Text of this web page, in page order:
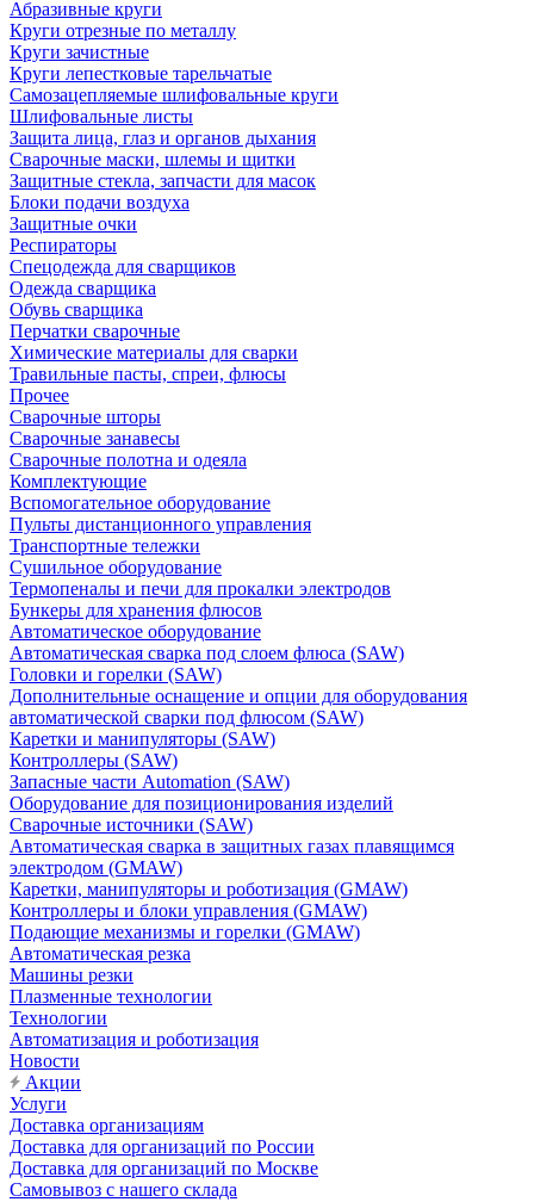
Абразивные круги
Круги отрезные по металлу
Круги зачистные
Круги лепестковые тарельчатые
Самозацепляемые шлифовальные круги
Шлифовальные листы
Защита лица, глаз и органов дыхания
Сварочные маски, шлемы и щитки
Защитные стекла, запчасти для масок
Блоки подачи воздуха
Защитные очки
Респираторы
Спецодежда для сварщиков
Одежда сварщика
Обувь сварщика
Перчатки сварочные
Химические материалы для сварки
Травильные пасты, спреи, флюсы
Прочее
Сварочные шторы
Сварочные занавесы
Сварочные полотна и одеяла
Комплектующие
Вспомогательное оборудование
Пульты дистанционного управления
Транспортные тележки
Сушильное оборудование
Термопеналы и печи для прокалки электродов
Бункеры для хранения флюсов
Автоматическое оборудование
Автоматическая сварка под слоем флюса (SAW)
Головки и горелки (SAW)
Дополнительные оснащение и опции для оборудования
автоматической сварки под флюсом (SAW)
Каретки и манипуляторы (SAW)
Контроллеры (SAW)
Запасные части Automation (SAW)
Оборудование для позиционирования изделий
Сварочные источники (SAW)
Автоматическая сварка в защитных газах плавящимся
электродом (GMAW)
Каретки, манипуляторы и роботизация (GMAW)
Контроллеры и блоки управления (GMAW)
Подающие механизмы и горелки (GMAW)
Автоматическая резка
Машины резки
Плазменные технологии
Технологии
Автоматизация и роботизация
Новости
Акции
Услуги
Доставка организациям
Доставка для организаций по России
Доставка для организаций по Москве
Самовывоз с нашего склада